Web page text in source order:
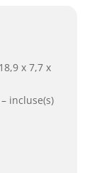
x 7,7 x
incluse(s)